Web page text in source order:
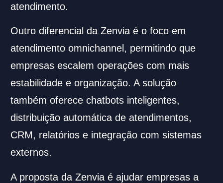
atendimento.
Outro diferencial da Zenvia é o foco em
atendimento omnichannel, permitindo que
empresas escalem operações com mais
estabilidade e organização. A solução
também oferece chatbots inteligentes,
distribuição automática de atendimentos,
CRM, relatórios e integração com sistemas
externos.
A proposta da Zenvia é ajudar empresas a